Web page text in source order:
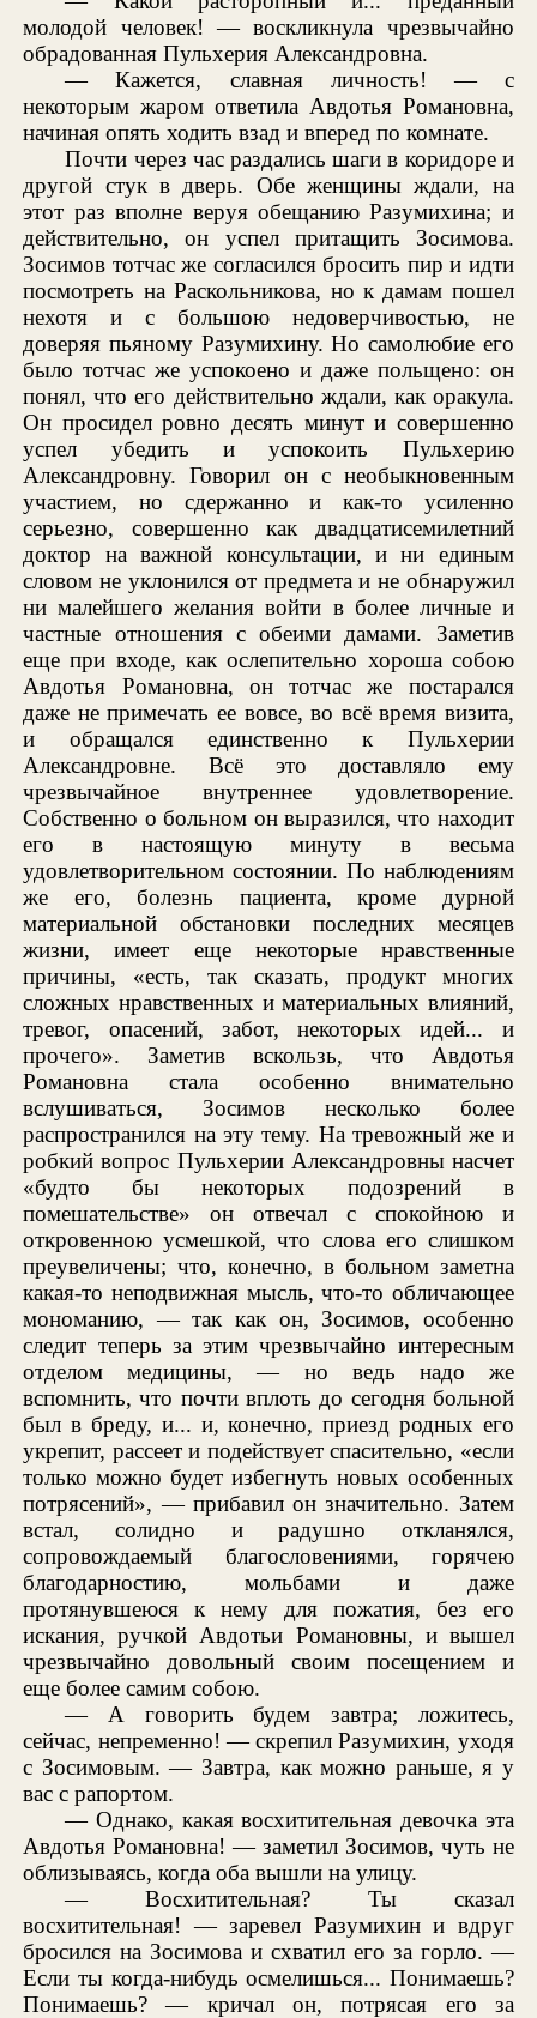
молодой человек! — воскликнула чрезвычайно
обрадованная Пульхерия Александровна.
— Кажется, славная личность! — с
некоторым жаром ответила Авдотья Романовна,
начиная опять ходить взад и вперед по комнате.
Почти через час раздались шаги в коридоре и
другой стук в дверь. Обе женщины ждали, на
этот раз вполне веруя обещанию Разумихина; и
действительно, он успел притащить Зосимова.
Зосимов тотчас же согласился бросить пир и идти
посмотреть на Раскольникова, но к дамам пошел
нехотя и с большою недоверчивостью, не
доверяя пьяному Разумихину. Но самолюбие его
было тотчас же успокоено и даже польщено: он
понял, что его действительно ждали, как оракула.
Он просидел ровно десять минут и совершенно
успел убедить и успокоить Пульхерию
Александровну. Говорил он с необыкновенным
участием, но сдержанно и как-то усиленно
серьезно, совершенно как двадцатисемилетний
доктор на важной консультации, и ни единым
словом не уклонился от предмета и не обнаружил
ни малейшего желания войти в более личные и
частные отношения с обеими дамами. Заметив
еще при входе, как ослепительно хороша собою
Авдотья Романовна, он тотчас же постарался
даже не примечать ее вовсе, во всё время визита,
и обращался единственно к Пульхерии
Александровне. Всё это доставляло ему
чрезвычайное внутреннее удовлетворение.
Собственно о больном он выразился, что находит
его в настоящую минуту в весьма
удовлетворительном состоянии. По наблюдениям
же его, болезнь пациента, кроме дурной
материальной обстановки последних месяцев
жизни, имеет еще некоторые нравственные
причины, «есть, так сказать, продукт многих
сложных нравственных и материальных влияний,
тревог, опасений, забот, некоторых идей... и
прочего». Заметив вскользь, что Авдотья
Романовна стала особенно внимательно
вслушиваться, Зосимов несколько более
распространился на эту тему. На тревожный же и
робкий вопрос Пульхерии Александровны насчет
«будто бы некоторых подозрений в
помешательстве» он отвечал с спокойною и
откровенною усмешкой, что слова его слишком
преувеличены; что, конечно, в больном заметна
какая-то неподвижная мысль, что-то обличающее
мономанию, — так как он, Зосимов, особенно
следит теперь за этим чрезвычайно интересным
отделом медицины, — но ведь надо же
вспомнить, что почти вплоть до сегодня больной
был в бреду, и... и, конечно, приезд родных его
укрепит, рассеет и подействует спасительно, «если
только можно будет избегнуть новых особенных
потрясений», — прибавил он значительно. Затем
встал, солидно и радушно откланялся,
сопровождаемый благословениями, горячею
благодарностию, мольбами и даже
протянувшеюся к нему для пожатия, без его
искания, ручкой Авдотьи Романовны, и вышел
чрезвычайно довольный своим посещением и
еще более самим собою.
— А говорить будем завтра; ложитесь,
сейчас, непременно! — скрепил Разумихин, уходя
с Зосимовым. — Завтра, как можно раньше, я у
вас с рапортом.
— Однако, какая восхитительная девочка эта
Авдотья Романовна! — заметил Зосимов, чуть не
облизываясь, когда оба вышли на улицу.
— Восхитительная? Ты сказал
восхитительная! — заревел Разумихин и вдруг
бросился на Зосимова и схватил его за горло. —
Если ты когда-нибудь осмелишься... Понимаешь?
Понимаешь? — кричал он, потрясая его за